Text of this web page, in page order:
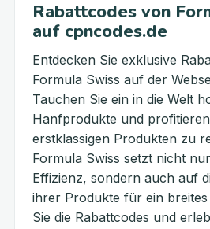
Rabattcodes von
auf cpncodes.de
Entdecken Sie exklusive
Formula Swiss auf der
Tauchen Sie ein in die Welt
Hanfprodukte und
erstklassigen Produkten zu
Formula Swiss setzt nicht
Effizienz, sondern auch auf
ihrer Produkte für ein
Sie die Rabattcodes und